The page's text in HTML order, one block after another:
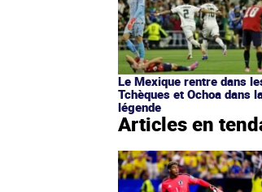
Le Mexique rentre dans
Tchèques et Ochoa dans
légende
Articles en